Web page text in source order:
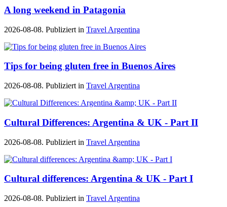
A long weekend in Patagonia
2026-08-08. Publiziert in Travel Argentina
Tips for being gluten free in Buenos Aires
2026-08-08. Publiziert in Travel Argentina
Cultural Differences: Argentina & UK - Part II
2026-08-08. Publiziert in Travel Argentina
Cultural differences: Argentina & UK - Part I
2026-08-08. Publiziert in Travel Argentina